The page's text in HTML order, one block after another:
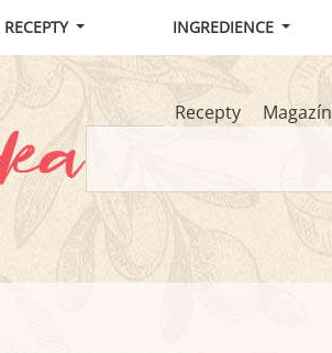
RECEPTY INGREDIENCE
Recepty Magazín